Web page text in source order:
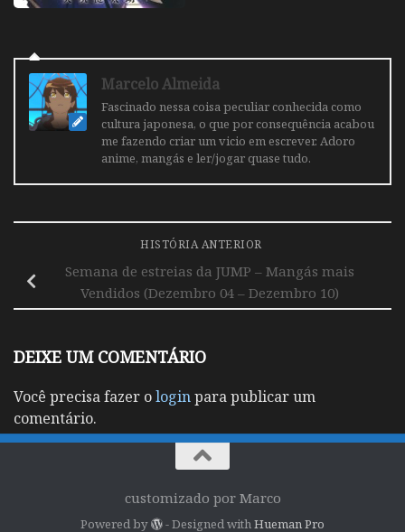
Marcelo Almeida
Fascinado nessa coisa peculiar conhecida como
cultura japonesa, o que por consequência acabou
me fazendo criar um vicio em escrever. Adoro
anime, mangás e ler/jogar quase tudo.
HISTÓRIA ANTERIOR
Semana de estreias da JUMP – Mangás mais
Vendidos (Dezembro 04 – Dezembro 10)
DEIXE UM COMENTÁRIO
Você precisa fazer ologinpara publicar um
comentário.
customizado por Marco
Powered by - Designed with Hueman Pro